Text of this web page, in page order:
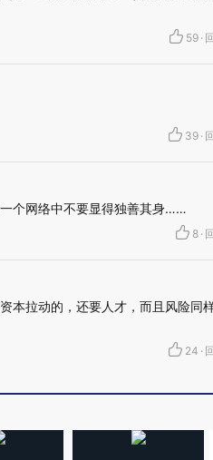
59 ·
39 ·
个网络中不要显得独善其身……
8 ·
本拉动的，还要人才，而且风险同
24 ·